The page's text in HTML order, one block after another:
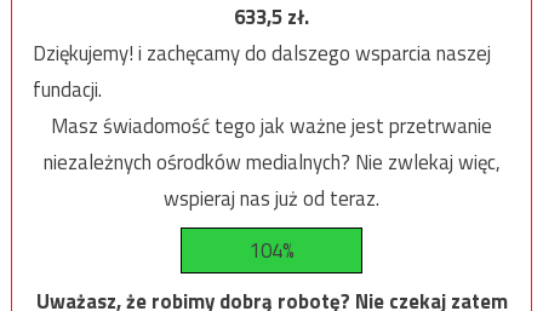
633,5zł.
Dziękujemy! i zachęcamy do dalszego wsparcia naszej
fundacji.
Masz świadomość tego jak ważne jest przetrwanie
niezależnych ośrodków medialnych? Nie zwlekaj więc,
wspieraj nas już od teraz.
104%
Uważasz, że robimy dobrą robotę? Nie czekaj zatem